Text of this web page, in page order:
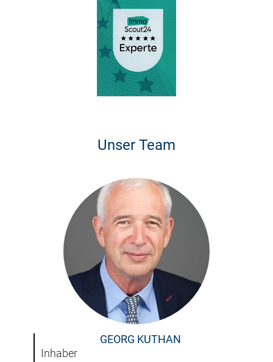
Unser Team
GEORG KUTHAN
Inhaber